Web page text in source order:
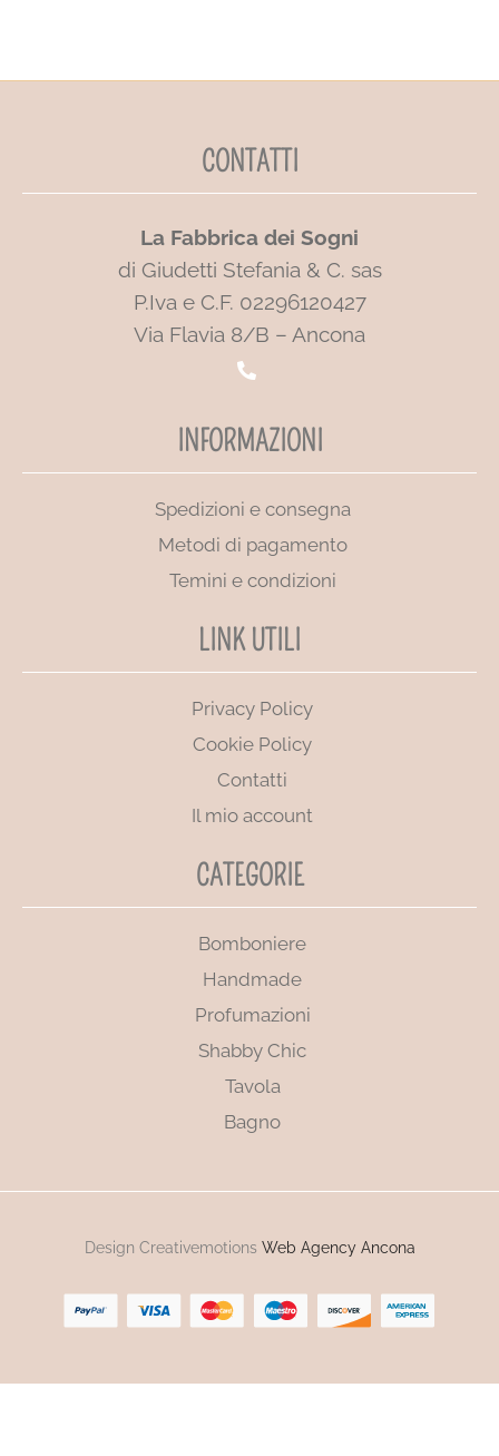
CONTATTI
La Fabbrica dei Sogni
di Giudetti Stefania & C. sas
P.Iva e C.F. 02296120427
Via Flavia 8/B – Ancona
INFORMAZIONI
Spedizioni e consegna
Metodi di pagamento
Temini e condizioni
LINK UTILI
Privacy Policy
Cookie Policy
Contatti
Il mio account
CATEGORIE
Bomboniere
Handmade
Profumazioni
Shabby Chic
Tavola
Bagno
Design Creativemotions Web Agency Ancona